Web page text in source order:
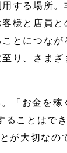
する場所
様と店員
とにつな
り、さま
「お金を稼
ることはで
が大切なの